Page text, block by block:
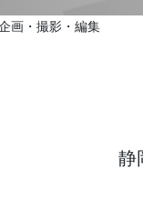
画・撮影・編集
静